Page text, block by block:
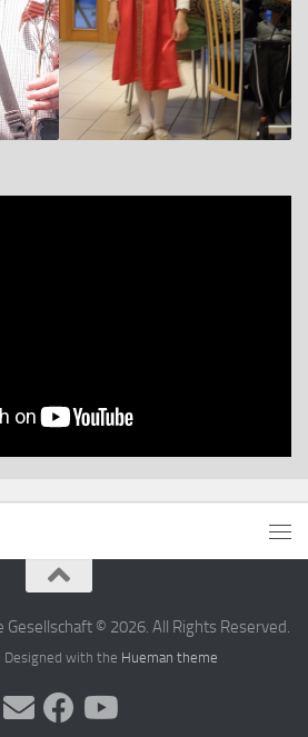
© 2026. All Rights Reserved.
Designed with the Hueman theme